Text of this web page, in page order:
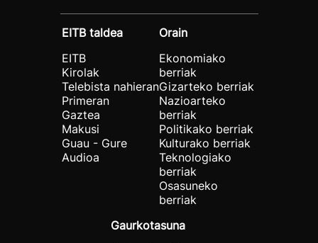
EITB taldea
EITB
Kirolak
Telebista nahieran
Primeran
Gaztea
Makusi
Guau - Gure
Audioa
Orain
Ekonomiako
berriak
Gizarteko berriak
Nazioarteko
berriak
Politikako berriak
Kulturako berriak
Teknologiako
berriak
Osasuneko
berriak
Gaurkotasuna